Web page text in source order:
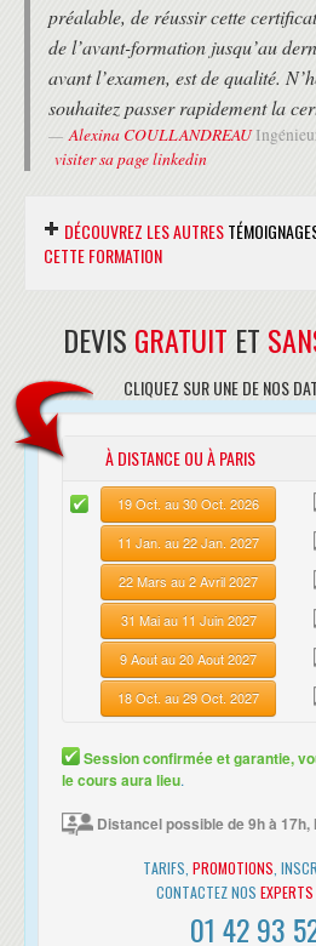
préalable, de réussir cette
de l’avant-formation jusqu’au
avant l’examen, est de qualité.
souhaitez passer rapidement la
Alexina COULLANDREAU
visiter sa page linkedin
DÉCOUVREZ LES AUTRES
CETTE FORMATION
“ Je viens de
recommande
que l'équipe CertYou sont très
des stagiaires. Une pédagogie
ainsi que les supports et travaux
l'organisation ainsi que le
est très adapté. Allez-y vous ne
Tayeb BENDJELTIConsultant-
linkedin
“ Très bon centre
accueil, très bon
Nicolas COGNON Expert
page linkedin
DEVIS GRATUIT ET
CLIQUEZ SUR UNE DE NOS
À DISTANCE OU À PARIS
19 Oct. au 30 Oct. 2026
11 Jan. au 22 Jan. 2027
22 Mars au 2 Avril 2027
31 Mai au 11 Juin 2027
9 Aout au 20 Aout 2027
18 Oct. au 29 Oct. 2027
Session confirmée et garantie,
le cours aura lieu.
Distancel possible de 9h à 17h,
TARIFS, PROMOTIONS ,
CONTACTEZ NOS
01 42 93